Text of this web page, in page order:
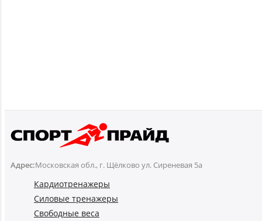
Адрес:Московская обл., г. Щёлково ул. Сиреневая 5а
Кардиотренажеры
Силовые тренажеры
Свободные веса